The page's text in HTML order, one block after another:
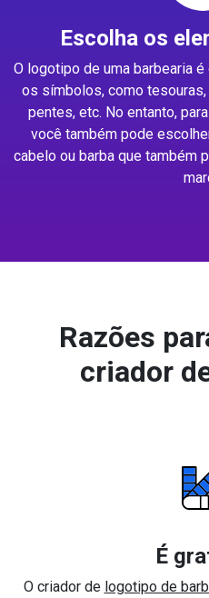
Escolha os
O logotipo de uma barbearia
os símbolos, como tesouras,
pentes, etc. No entanto,
você também pode
cabelo ou barba que também
Razões
criador
É
O criador de logotipo de